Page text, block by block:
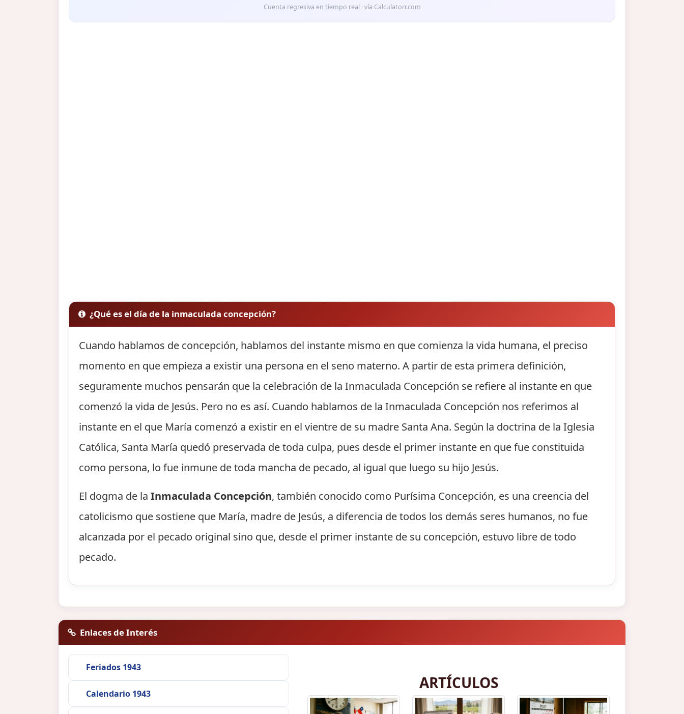
Cuenta regresiva en tiempo real · vía Calculatorr.com
¿Qué es el día de la inmaculada concepción?
Cuando hablamos de concepción, hablamos del instante mismo en que comienza la vida humana, el preciso
momento en que empieza a existir una persona en el seno materno. A partir de esta primera definición,
seguramente muchos pensarán que la celebración de la Inmaculada Concepción se refiere al instante en que
comenzó la vida de Jesús. Pero no es así. Cuando hablamos de la Inmaculada Concepción nos referimos al
instante en el que María comenzó a existir en el vientre de su madre Santa Ana. Según la doctrina de la Iglesia
Católica, Santa María quedó preservada de toda culpa, pues desde el primer instante en que fue constituida
como persona, lo fue inmune de toda mancha de pecado, al igual que luego su hijo Jesús.
El dogma de laInmaculada Concepción, también conocido como Purísima Concepción, es una creencia del
catolicismo que sostiene que María, madre de Jesús, a diferencia de todos los demás seres humanos, no fue
alcanzada por el pecado original sino que, desde el primer instante de su concepción, estuvo libre de todo
pecado.
Enlaces de Interés
Feriados 1943
Calendario 1943
ARTÍCULOS